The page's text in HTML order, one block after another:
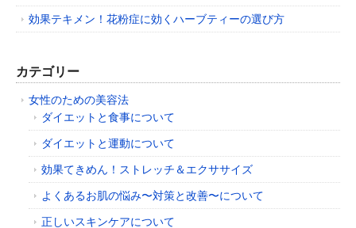
効果テキメン！花粉症に効くハーブティーの選び方
カテゴリー
女性のための美容法
ダイエットと食事について
ダイエットと運動について
効果てきめん！ストレッチ＆エクササイズ
よくあるお肌の悩み〜対策と改善〜について
正しいスキンケアについて